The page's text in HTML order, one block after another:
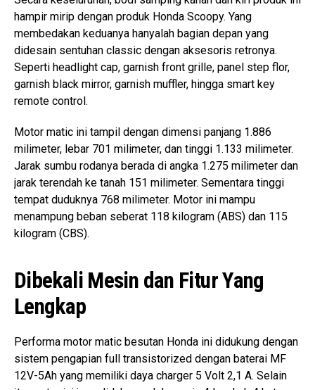
hampir mirip dengan produk Honda Scoopy. Yang
membedakan keduanya hanyalah bagian depan yang
didesain sentuhan classic dengan aksesoris retronya.
Seperti headlight cap, garnish front grille, panel step flor,
garnish black mirror, garnish muffler, hingga smart key
remote control.
Motor matic ini tampil dengan dimensi panjang 1.886
milimeter, lebar 701 milimeter, dan tinggi 1.133 milimeter.
Jarak sumbu rodanya berada di angka 1.275 milimeter dan
jarak terendah ke tanah 151 milimeter. Sementara tinggi
tempat duduknya 768 milimeter. Motor ini mampu
menampung beban seberat 118 kilogram (ABS) dan 115
kilogram (CBS).
Dibekali Mesin dan Fitur Yang
Lengkap
Performa motor matic besutan Honda ini didukung dengan
sistem pengapian full transistorized dengan baterai MF
12V-5Ah yang memiliki daya charger 5 Volt 2,1 A. Selain